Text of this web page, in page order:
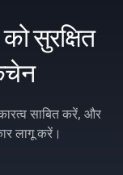
सुरक्षित
साबित करें, और
लागू करें।